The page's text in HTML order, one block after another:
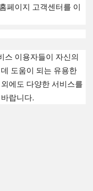
페이지 고객센터를 이
스 이용자들이 자신의
도움이 되는 유용한
에도 다양한 서비스를
랍니다.